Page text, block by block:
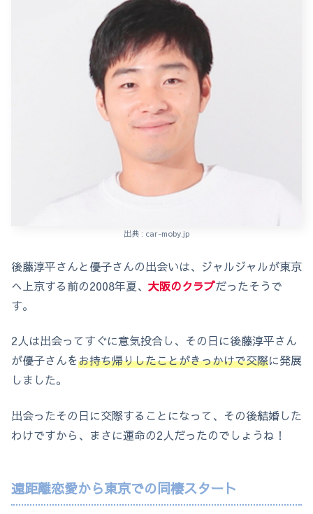
出典 : car-moby.jp
後藤淳平さんと優子さんの出会いは、ジャルジャルが東京
へ上京する前の2008年夏、 大阪のクラブだったそうで
す。
2人は出会ってすぐに意気投合し、その日に後藤淳平さん
が優子さんをお持ち帰りしたことがきっかけで交際に発展
しました。
出会ったその日に交際することになって、その後結婚した
わけですから、まさに運命の2人だったのでしょうね！
遠距離恋愛から東京での同棲スタート